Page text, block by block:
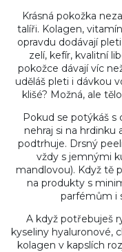
Krásná pokožka
talíři. Kolagen,
opravdu dodávají
zelí, kefír, kvalitní
pokožce dávají víc
uděláš pleti i dávkou
klišé? Možná, ale
Pokud se potýkáš s
nehraj si na hrdinku
podtrhuje. Drsný
vždy s jemnými
mandlovou). Když tě
na produkty s
parfémům i
A když potřebuješ
kyseliny hyaluronové,
kolagen v kapslích